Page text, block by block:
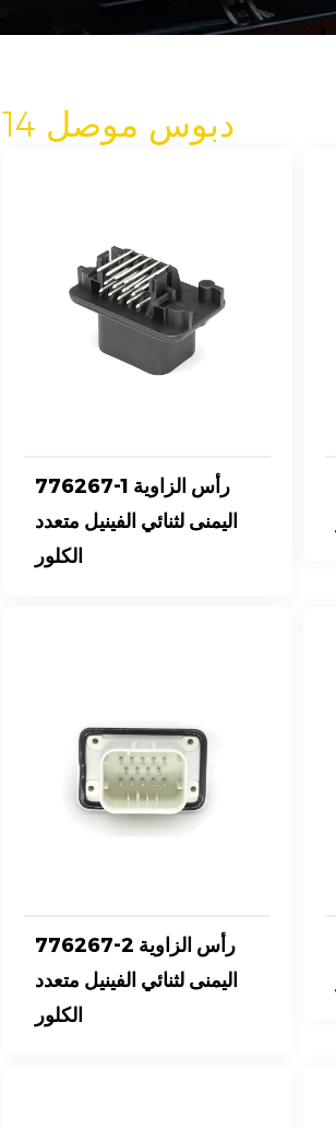
14 دبوس موصل
776267-1 رأس الزاوية
اليمنى لثنائي الفينيل متعدد
الكلور
776267-2 رأس الزاوية
اليمنى لثنائي الفينيل متعدد
الكلور